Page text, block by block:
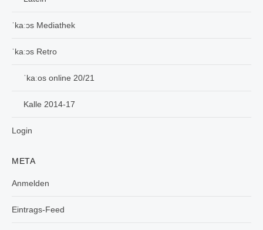
ˈkaːɔs Mediathek
ˈkaːɔs Retro
ˈkaːos online 20/21
Kalle 2014-17
Login
META
Anmelden
Eintrags-Feed